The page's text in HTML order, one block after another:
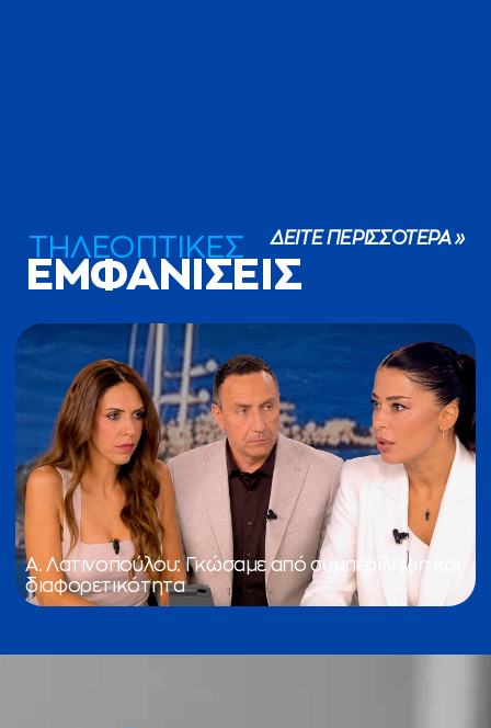
ΤΗΛΕΟΠΤΙΚΕΣ
ΕΜΦΑΝΙΣΕΙΣ
ΔΕΙΤΕ ΠΕΡΙΣΣΟΤΕΡΑ »
Α. Λατινοπούλου: Γκώσαμε από συμπερίληψη και
διαφορετικότητα